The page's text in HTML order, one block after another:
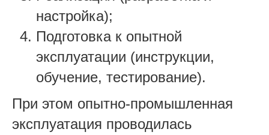
настройка);
Подготовка к опытной
эксплуатации (инструкции,
обучение, тестирование).
При этом опытно-промышленная
эксплуатация проводилась